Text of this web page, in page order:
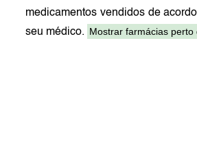
medicamentos vendidos de
seu médico. Mostrar farmácias perto